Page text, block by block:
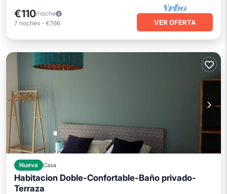
€110/noche
7 noches - €766 VER OFERTA
Nueva Casa
Habitacion Doble-Confortable-Baño privado-
Terraza